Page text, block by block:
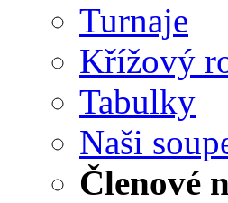
Turnaje
Křížový
Tabulky
Naši
Členové